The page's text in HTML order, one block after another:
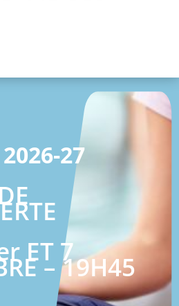
2026-27
ET 7– 19H45